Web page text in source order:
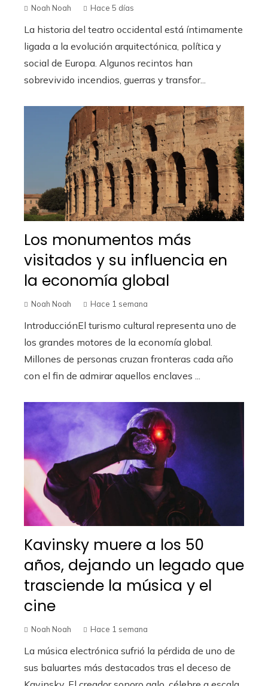
Noah Noah Hace 5 días
La historia del teatro occidental está íntimamente
ligada a la evolución arquitectónica, política y
social de Europa. Algunos recintos han
sobrevivido incendios, guerras y transfor...
Los monumentos más
visitados y su influencia en
la economía global
Noah Noah Hace 1 semana
IntroducciónEl turismo cultural representa uno de
los grandes motores de la economía global.
Millones de personas cruzan fronteras cada año
con el fin de admirar aquellos enclaves ...
Kavinsky muere a los 50
años, dejando un legado que
trasciende la música y el
cine
Noah Noah Hace 1 semana
La música electrónica sufrió la pérdida de uno de
sus baluartes más destacados tras el deceso de